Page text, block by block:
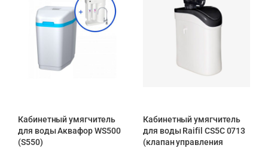
Кабинетный умягчитель
для воды Аквафор WS500
(S550)
Кабинетный умягчитель
для воды Raifil СS5C 0713
(клапан управления